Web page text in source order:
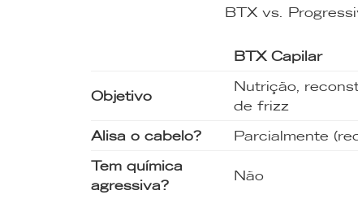
BTX vs.
BTX Capilar
Objetivo
Nutrição,
de frizz
Alisa o cabelo? Parcialmente
Tem química
agressiva?
Não